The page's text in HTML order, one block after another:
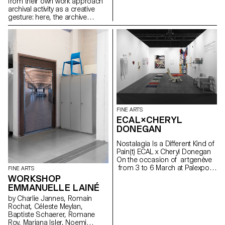
archival activity as a creative
gesture: here, the archive
literally becomes a work of art.
In parallel with the “archival
impulse” that has run through
contemporary art since the
1960s, this research project
examines the “performative
agency” of archives when they
are constituted from “image
acts”. The selected corpus is
based on an extremely singular
case, the cinematographic
work of Gregory J.
Markopoulos (1928-1992) and
the Temenos archives.
FINE ARTS
WORKSHOP
EMMANUELLE LAINÉ
by Charlie Jannes, Romain
Rochat, Céleste Meylan,
Baptiste Schaerer, Romane
Roy, Mariana Isler, Noemi
FINE ARTS
ECAL×CHERYL
DONEGAN
Nostalagia Is a Different Kind of
Pain(t) ECAL x Cheryl Donegan
On the occasion of artgenève
from 3 to 6 March at Palexpo,